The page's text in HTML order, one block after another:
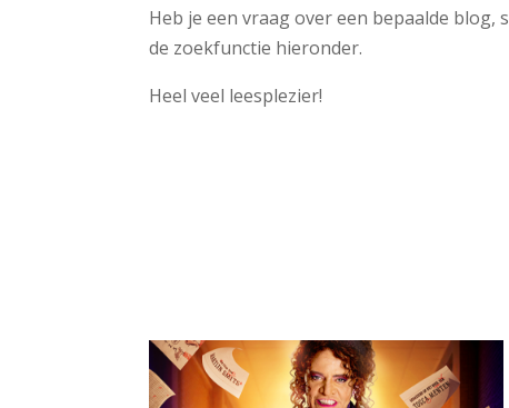
Heb je een vraag over een bepaalde
de zoekfunctie hieronder.
Heel veel leesplezier!